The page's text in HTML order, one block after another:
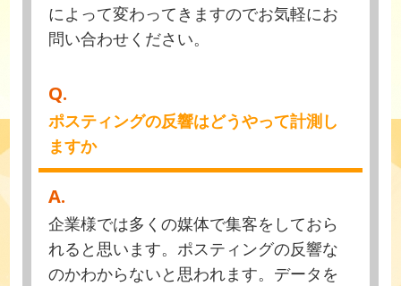
によって変わってきますのでお気軽にお
問い合わせください。
Q.
ポスティングの反響はどうやって計測し
ますか
A.
企業様では多くの媒体で集客をしておら
れると思います。ポスティングの反響な
のかわからないと思われます。データを